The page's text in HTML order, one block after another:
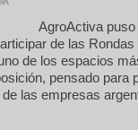
AgroActiva
de las Rondas
de los espacios
pensado para
las empresas